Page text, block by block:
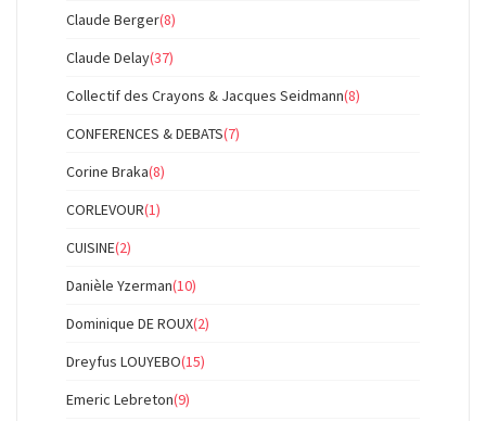
Claude Berger(8)
Claude Delay(37)
Collectif des Crayons & Jacques Seidmann(8)
CONFERENCES & DEBATS(7)
Corine Braka(8)
CORLEVOUR(1)
CUISINE(2)
Danièle Yzerman(10)
Dominique DE ROUX(2)
Dreyfus LOUYEBO(15)
Emeric Lebreton(9)